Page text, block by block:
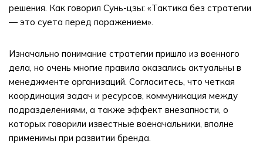
решения. Как говорил Сунь-цзы: «Тактика без стратегии
— это суета перед поражением».
Изначально понимание стратегии пришло из военного
дела, но очень многие правила оказались актуальны в
менеджменте организаций. Согласитесь, что четкая
координация задач и ресурсов, коммуникация между
подразделениями, а также эффект внезапности, о
которых говорили известные военачальники, вполне
применимы при развитии бренда.